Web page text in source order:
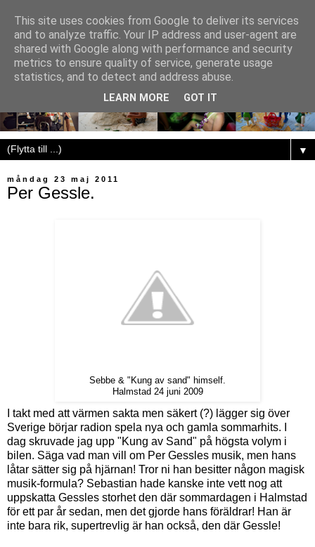
▼
måndag 23 maj 2011
Per Gessle.
Sebbe & "Kung av sand" himself.
Halmstad 24 juni 2009
I takt med att värmen sakta men säkert (?) lägger sig över
Sverige börjar radion spela nya och gamla sommarhits. I
dag skruvade jag upp "Kung av Sand" på högsta volym i
bilen. Säga vad man vill om Per Gessles musik, men hans
låtar sätter sig på hjärnan! Tror ni han besitter någon magisk
musik-formula? Sebastian hade kanske inte vett nog att
uppskatta Gessles storhet den där sommardagen i Halmstad
för ett par år sedan, men det gjorde hans föräldrar! Han är
inte bara rik, supertrevlig är han också, den där Gessle!
This site uses cookies from Google to deliver its services
and to analyze traffic. Your IP address and user-agent are
shared with Google along with performance and security
metrics to ensure quality of service, generate usage
statistics, and to detect and address abuse.
LEARN MORE GOT IT